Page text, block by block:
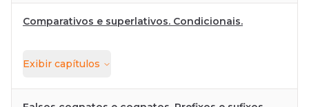
Comparativos e superlativos. Condicionais.
Exibir capítulos